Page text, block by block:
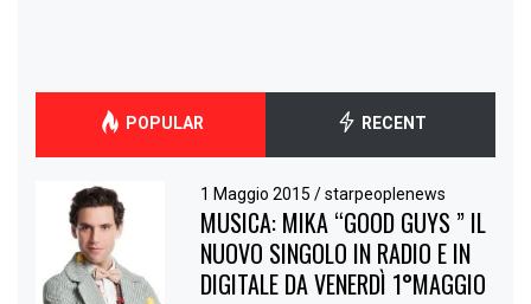
POPULAR RECENT
1 Maggio 2015/ starpeoplenews
MUSICA: MIKA “GOOD GUYS ” IL
NUOVO SINGOLO IN RADIO E IN
DIGITALE DA VENERDÌ 1°MAGGIO